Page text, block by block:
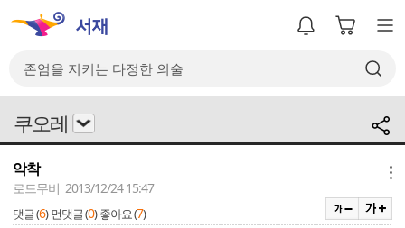
쿠오레
악착
로드무비 2013/12/24 15:47
댓글 (6) 먼댓글 (0) 좋아요 (7)